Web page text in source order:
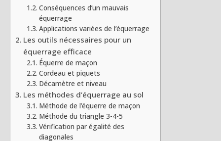
Conséquences d’un mauvais
équerrage
Applications variées de l’équerrage
Les outils nécessaires pour un
équerrage efficace
Équerre de maçon
Cordeau et piquets
Décamètre et niveau
Les méthodes d’équerrage au sol
Méthode de l’équerre de maçon
Méthode du triangle 3-4-5
Vérification par égalité des
diagonales